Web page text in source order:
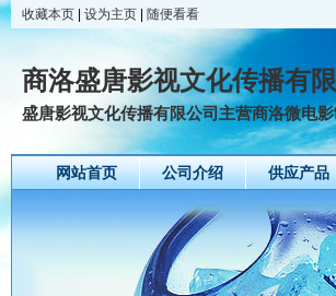
收藏本页 设为主页 随便看看
商洛盛唐影视文化传播有
盛唐影视文化传播有限公司主营商洛微电
网站首页 公司介绍 供应产品